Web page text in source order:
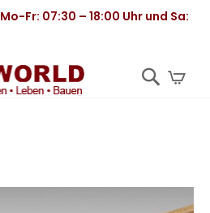
Mo-Fr: 07:30 – 18:00 Uhr und Sa: